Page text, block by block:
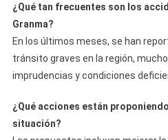
¿Qué tan frecuentes son los
Granma?
En los últimos meses, se han
tránsito graves en la región,
imprudencias y condiciones
¿Qué acciones están
situación?